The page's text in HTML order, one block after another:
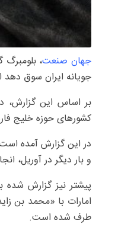
جهان صنعت،
جویانه ایران سوق
بر اساس این گزارش،
کشورهای حوزه خلیج
در این گزارش آمده
و بار دیگر در آوریل،
پیشتر نیز گزارش شده
امارات با «محمد بن
طرف شده است.